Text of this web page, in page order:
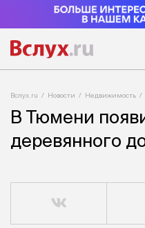
Вслух.ru Новости Недвижимость
В Тюмени
деревянного